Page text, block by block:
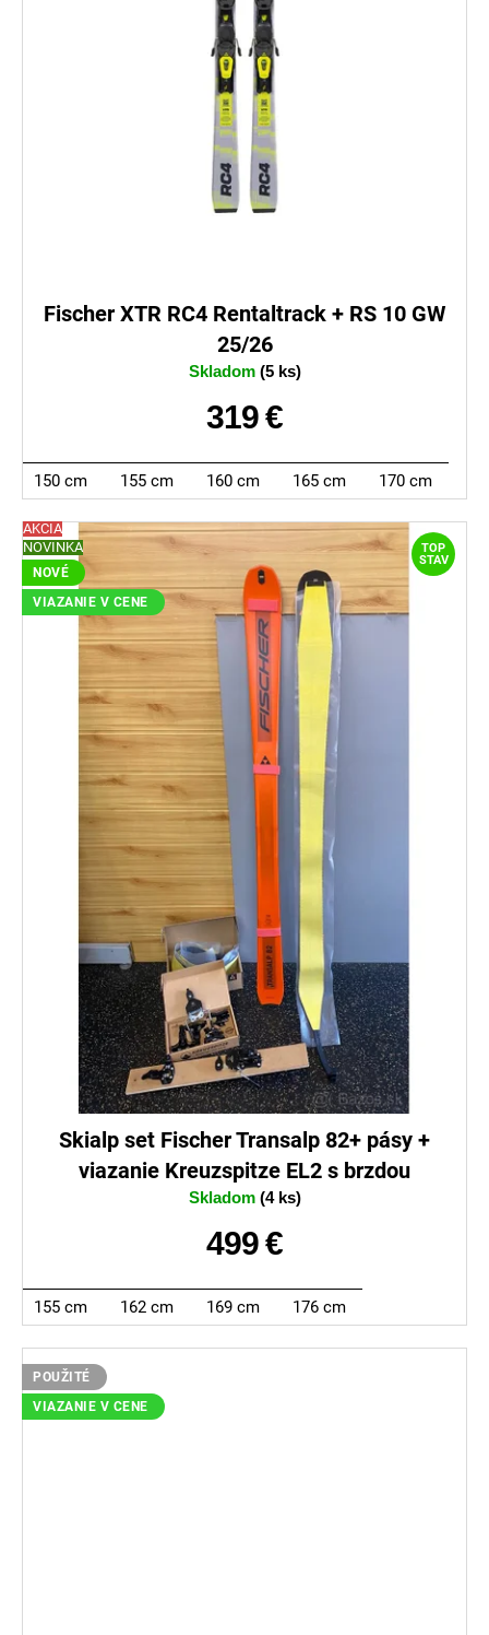
Fischer XTR RC4 Rentaltrack + RS 10 GW
25/26
Skladom (5 ks)
319 €
150 cm 155 cm 160 cm 165 cm 170 cm
AKCIA
NOVINKA
NOVÉ
TOP
STAV
VIAZANIE V CENE
Skialp set Fischer Transalp 82+ pásy +
viazanie Kreuzspitze EL2 s brzdou
Skladom (4 ks)
499 €
155 cm 162 cm 169 cm 176 cm
POUŽITÉ
VIAZANIE V CENE